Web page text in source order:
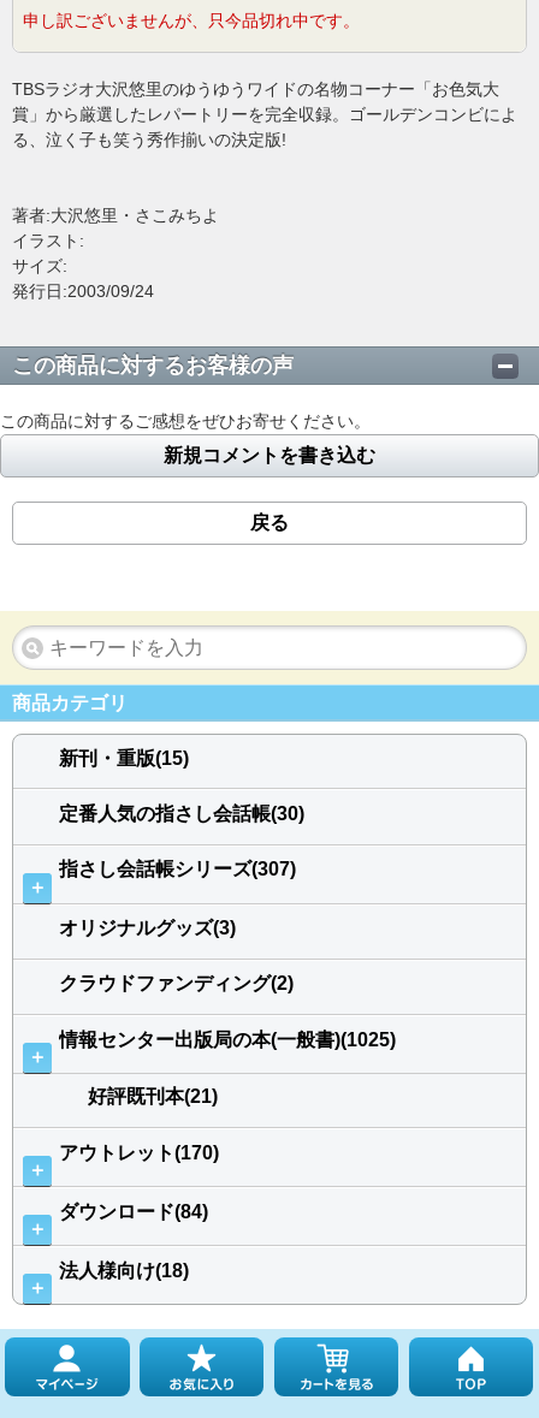
申し訳ございませんが、只今品切れ中です。
TBSラジオ大沢悠里のゆうゆうワイドの名物コーナー「お色気大
賞」から厳選したレパートリーを完全収録。ゴールデンコンビによ
る、泣く子も笑う秀作揃いの決定版!
著者:大沢悠里・さこみちよ
イラスト:
サイズ:
発行日:2003/09/24
この商品に対するお客様の声
この商品に対するご感想をぜひお寄せください。
新規コメントを書き込む
戻る
商品カテゴリ
新刊・重版(15)
定番人気の指さし会話帳(30)
＋
指さし会話帳シリーズ(307)
オリジナルグッズ(3)
クラウドファンディング(2)
＋
情報センター出版局の本(一般書)(1025)
好評既刊本(21)
＋
アウトレット(170)
＋
ダウンロード(84)
＋
法人様向け(18)